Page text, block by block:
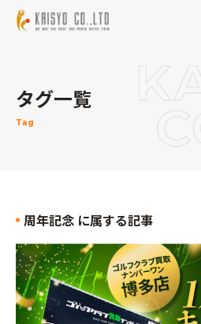
タグ一覧
Tag
周年記念 に属する記事